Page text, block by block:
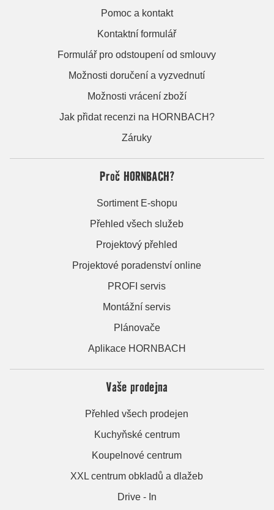
Pomoc a kontakt
Kontaktní formulář
Formulář pro odstoupení od smlouvy
Možnosti doručení a vyzvednutí
Možnosti vrácení zboží
Jak přidat recenzi na HORNBACH?
Záruky
Proč HORNBACH?
Sortiment E-shopu
Přehled všech služeb
Projektový přehled
Projektové poradenství online
PROFI servis
Montážní servis
Plánovače
Aplikace HORNBACH
Vaše prodejna
Přehled všech prodejen
Kuchyňské centrum
Koupelnové centrum
XXL centrum obkladů a dlažeb
Drive - In